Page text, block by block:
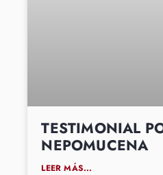
TESTIMONIAL
NEPOMUCENA
LEER MÁS...